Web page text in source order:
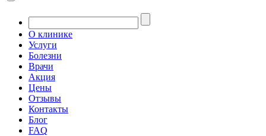
О клинике
Услуги
Болезни
Врачи
Акция
Цены
Отзывы
Контакты
Блог
FAQ